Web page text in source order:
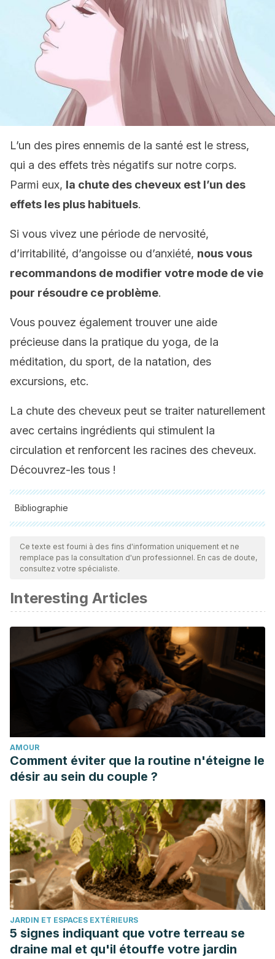
L’un des pires ennemis de la santé est le stress,
qui a des effets très négatifs sur notre corps.
Parmi eux, la chute des cheveux est l’un des
effets les plus habituels.
Si vous vivez une période de nervosité,
d’irritabilité, d’angoisse ou d’anxiété, nous vous
recommandons de modifier votre mode de vie
pour résoudre ce problème.
Vous pouvez également trouver une aide
précieuse dans la pratique du yoga, de la
méditation, du sport, de la natation, des
excursions, etc.
La chute des cheveux peut se traiter naturellement
avec certains ingrédients qui stimulent la
circulation et renforcent les racines des cheveux.
Découvrez-les tous !
Bibliographie
Toutes les sources citées ont été examinées en profondeur
par notre équipe pour garantir leur qualité, leur fiabilité, leur
actualité et leur validité. La bibliographie de cet article a été
ou scientifique
Lundie, D. (2002). Female Hairloss. Her World.
Maynard, L., Rème, C. A., & Viaud, S. (2011). Comparison of
two shampoos for the treatment of canine Malassezia
dermatitis: A randomised controlled trial. Journal of Small
Animal Practice.
https://doi.org/10.1111/j.1748-
Ce texte est fourni à des fins d'information uniquement et ne
remplace pas la consultation d'un professionnel. En cas de doute,
consultez votre spécialiste.
Interesting Articles
AMOUR
Comment éviter que la routine n'éteigne le
désir au sein du couple ?
JARDIN ET ESPACES EXTÉRIEURS
5 signes indiquant que votre terreau se
draine mal et qu'il étouffe votre jardin